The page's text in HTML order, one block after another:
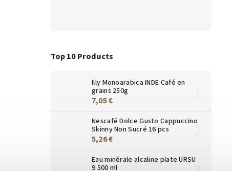
Top 10 Products
Illy Monoarabica INDE Café en
grains 250g
7,05 €
Nescafé Dolce Gusto Cappuccino
Skinny Non Sucré 16 pcs
5,26 €
Eau minérale alcaline plate URSU
9 500 ml